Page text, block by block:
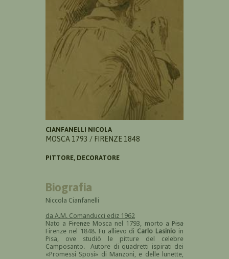
CIANFANELLI NICOLA
MOSCA 1793 / FIRENZE 1848
PITTORE, DECORATORE
Biografia
Niccola Cianfanelli
da A.M. Comanducci ediz 1962
Nato aFirenzeMosca nel 1793, morto a Pisa
Firenze nel 1848. Fu allievo di Carlo Lasinio in
Pisa, ove studiò le pitture del celebre
Camposanto. Autore di quadretti ispirati dei
«Promessi Sposi» di Manzoni, e delle lunette,